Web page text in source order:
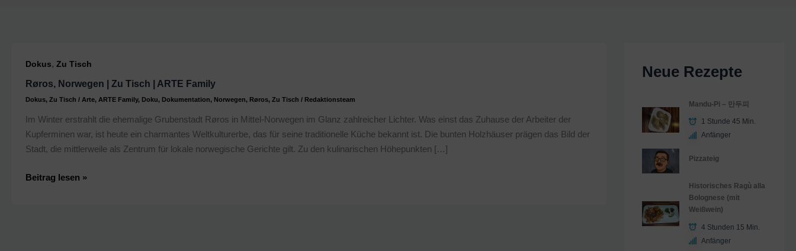
Dokus, Zu Tisch
Røros, Norwegen | Zu Tisch | ARTE Family
Dokus, Zu Tisch / Arte, ARTE Family, Doku, Dokumentation, Norwegen, Røros, Zu Tisch / Redaktionsteam
Im Winter erstrahlt die ehemalige Grubenstadt Røros in Mittel-Norwegen im Glanz zahlreicher Lichter. Was einst das Zuhause der Arbeiter der
Kupferminen war, ist heute ein charmantes Weltkulturerbe, das für seine traditionelle Küche bekannt ist. Die bunten Holzhäuser prägen das Bild der
Stadt, die mittlerweile als Zentrum für lokale norwegische Gerichte gilt. Zu den kulinarischen Höhepunkten […]
Røros,
Beitrag lesen »
Neue Rezepte
Mandu-Pi – 만두피
1 Stunde 45 Min.
Anfänger
Pizzateig
Historisches Ragù alla
Bolognese (mit
Weißwein)
4 Stunden 15 Min.
Anfänger